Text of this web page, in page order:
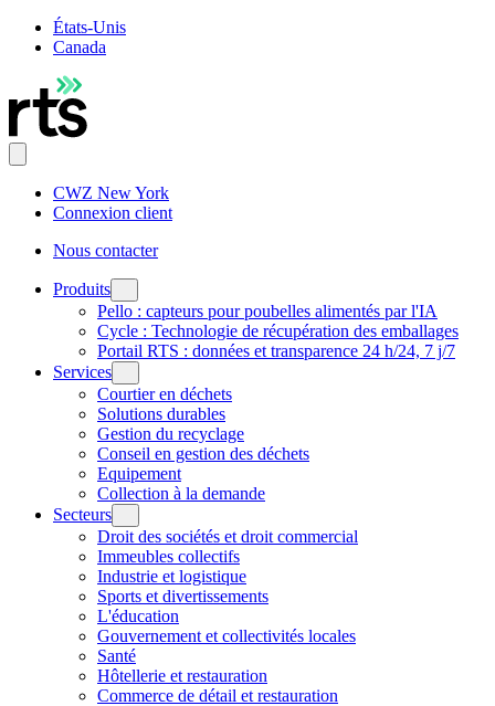
États-Unis
Canada
CWZ New York
Connexion client
Nous contacter
Produits
Pello : capteurs pour poubelles alimentés par l'IA
Cycle : Technologie de récupération des emballages
Portail RTS : données et transparence 24 h/24, 7 j/7
Services
Courtier en déchets
Solutions durables
Gestion du recyclage
Conseil en gestion des déchets
Equipement
Collection à la demande
Secteurs
Droit des sociétés et droit commercial
Immeubles collectifs
Industrie et logistique
Sports et divertissements
L'éducation
Gouvernement et collectivités locales
Santé
Hôtellerie et restauration
Commerce de détail et restauration